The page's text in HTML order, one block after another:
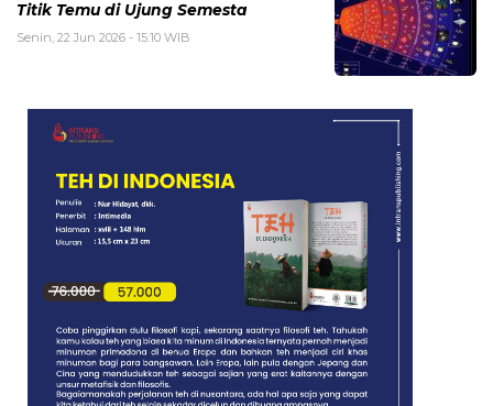
Titik Temu di Ujung Semesta
Senin, 22 Jun 2026 - 15:10 WIB